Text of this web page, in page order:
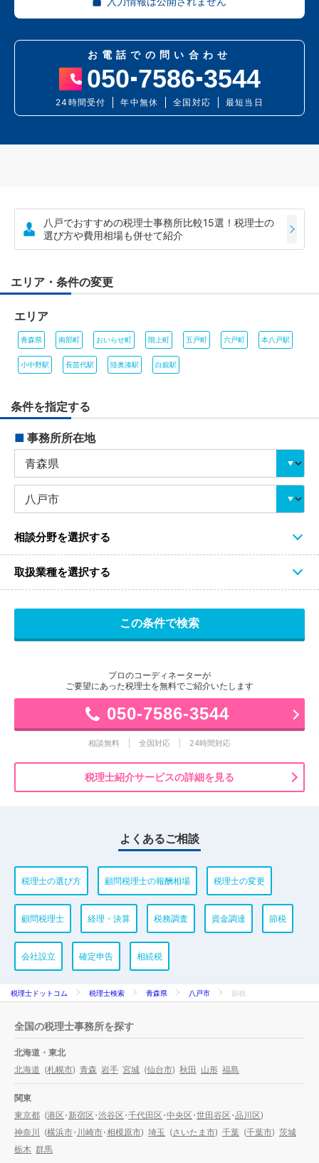
お電話での問い合わせ
050 7586 3544
24時間受付 年中無休 全国対応 最短当日
八戸でおすすめの税理士事務所比較15選！税理士の
選び方や費用相場も併せて紹介
エリア・条件の変更
エリア
青森県 南部町 おいらせ町 階上町 五戸町 六戸町 本八戸駅
小中野駅 長苗代駅 陸奥湊駅 白銀駅
条件を指定する
■ 事務所所在地
相談分野を選択する
取扱業種を選択する
プロのコーディネーターが
ご要望にあった税理士を無料でご紹介いたします
050-7586-3544
相談無料 全国対応 24時間対応
税理士紹介サービスの詳細を見る
よくあるご相談
税理士の選び方 顧問税理士の報酬相場 税理士の変更
顧問税理士 経理・決算 税務調査 資金調達 節税
会社設立 確定申告 相続税
税理士ドットコム 税理士検索 青森県 八戸市 節税
全国の税理士事務所を探す
北海道・東北
北海道 (札幌市) 青森 岩手 宮城 (仙台市) 秋田 山形 福島
関東
東京都 (港区・新宿区・渋谷区・千代田区・中央区・世田谷区・品川区)
神奈川
(横浜市・ 川崎市・相模原市) 埼玉 (さいたま市) 千葉 (千葉市) 茨城
栃木 群馬